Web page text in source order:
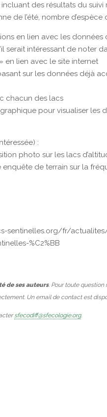
des résultats du suivi
de l’été, nombre
en lien avec les données
serait intéressant de noter
en lien avec le site internet
sur les données déjà
chacun des lacs
pour visualiser les
:
photo sur les lacs
enquête de terrain sur la
sentinelles.org/fr/
%C2%BB
de ses auteurs. Pour toute
Un email de contact est
sfecodiff@sfecologie.org.